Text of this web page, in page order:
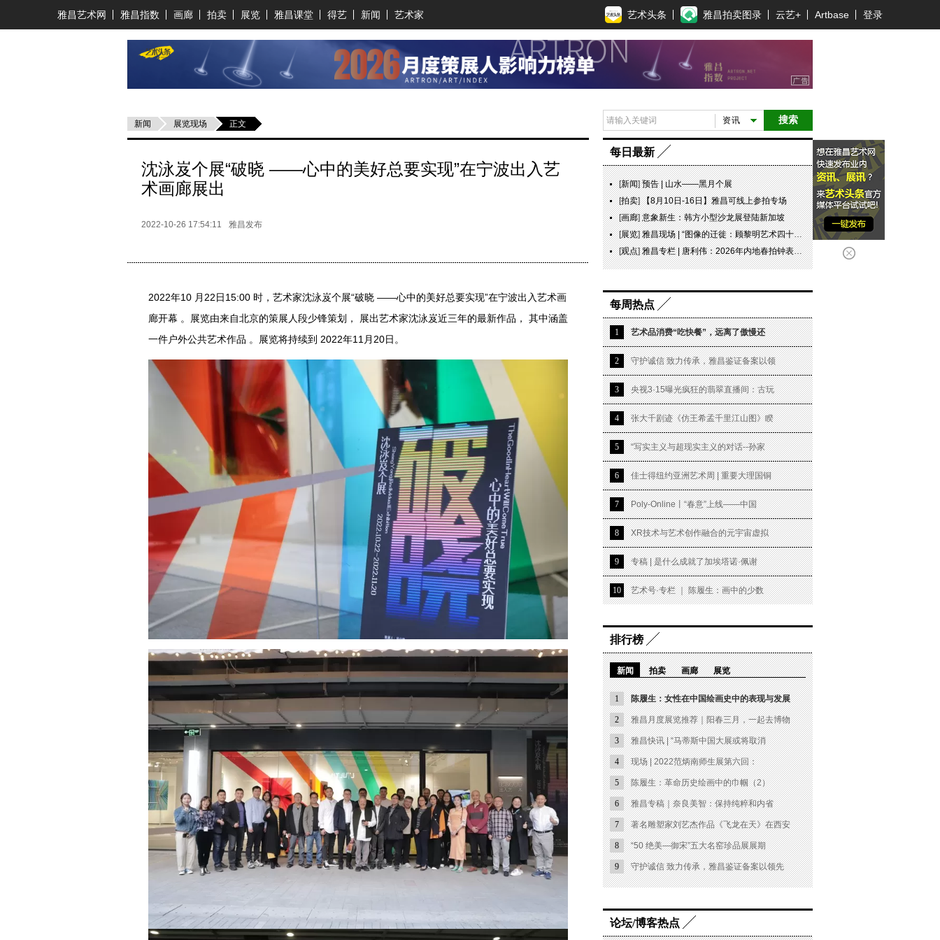
雅昌艺术网 雅昌指数 画廊 拍卖 展览 雅昌课堂 得艺 新闻 艺术家 艺术头条 雅昌拍卖图录 云艺+ Artbase 登录
新闻 展览现场 正文
沈泳岌个展“破晓 ——心中的美好总要实现”在宁波出入艺
术画廊展出
2022-10-26 17:54:11 雅昌发布
2022年10 月22日15:00 时，艺术家沈泳岌个展“破晓 ——心中的美好总要实现”在宁波出入艺术画
廊开幕 。展览由来自北京的策展人段少锋策划， 展出艺术家沈泳岌近三年的最新作品， 其中涵盖
一件户外公共艺术作品 。展览将持续到 2022年11月20日。
搜索
资讯
每日最新
[新闻]预告 | 山水——黑月个展
[拍卖]【8月10日-16日】雅昌可线上参拍专场
[画廊]意象新生：韩方小型沙龙展登陆新加坡
[展览]雅昌现场 | “图像的迁徙：顾黎明艺术四十年” 一场回望与再出发
[观点]雅昌专栏 | 唐利伟：2026年内地春拍钟表市场观察 赛道重构、圈层分化与收藏逻辑迭代
每周热点
1 艺术品消费“吃快餐”，远离了傲慢还
2 守护诚信 致力传承，雅昌鉴证备案以领
3 央视3·15曝光疯狂的翡翠直播间：古玩
4 张大千剧迹《仿王希孟千里江山图》睽
5 “写实主义与超现实主义的对话--孙家
6 佳士得纽约亚洲艺术周 | 重要大理国铜
7 Poly-Online丨“春意”上线——中国
8 XR技术与艺术创作融合的元宇宙虚拟
9 专稿 | 是什么成就了加埃塔诺·佩谢
10 艺术号·专栏 ｜ 陈履生：画中的少数
排行榜
新闻 拍卖 画廊 展览
1 陈履生：女性在中国绘画史中的表现与发展
2 雅昌月度展览推荐｜阳春三月，一起去博物
3 雅昌快讯 | “马蒂斯中国大展或将取消
4 现场 | 2022范炳南师生展第六回：
5 陈履生：革命历史绘画中的巾帼（2）
6 雅昌专稿｜奈良美智：保持纯粹和内省
7 著名雕塑家刘艺杰作品《飞龙在天》在西安
8 “50 绝美—御宋”五大名窑珍品展展期
9 守护诚信 致力传承，雅昌鉴证备案以领先
论坛/博客热点